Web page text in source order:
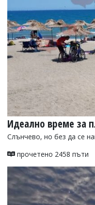
Идеално време за
Слънчево, но без да се
прочетено 2458 пъти